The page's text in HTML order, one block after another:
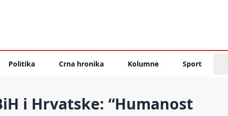
Politika Crna hronika Kolumne Sport
i Hrvatske: “Humanost